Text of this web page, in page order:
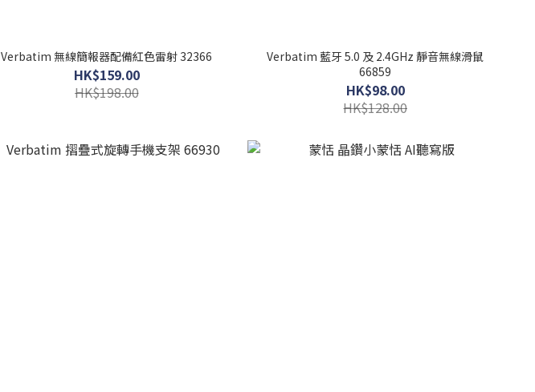
Verbatim 無線簡報器配備紅色雷射 32366
HK$159.00
HK$198.00
Verbatim 藍牙 5.0 及 2.4GHz 靜音無線滑鼠
66859
HK$98.00
HK$128.00